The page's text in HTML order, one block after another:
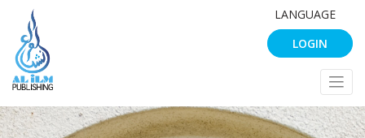
LANGUAGE
LOGIN